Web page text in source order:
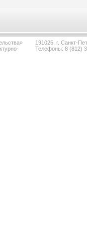
191025, г. Санкт-
Телефоны: 8 (812)